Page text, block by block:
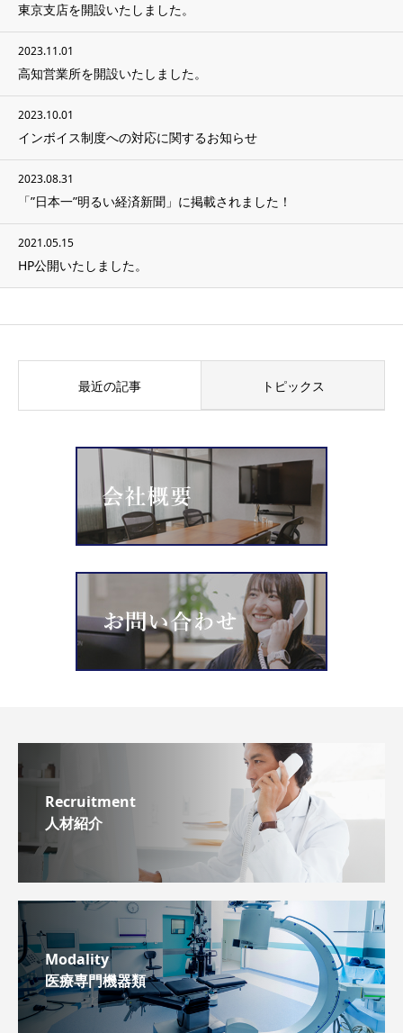
東京支店を開設いたしました。
2023.11.01
高知営業所を開設いたしました。
2023.10.01
インボイス制度への対応に関するお知らせ
2023.08.31
「”日本一”明るい経済新聞」に掲載されました！
2021.05.15
HP公開いたしました。
最近の記事 トピックス
Recruitment
人材紹介
Modality
医療専門機器類